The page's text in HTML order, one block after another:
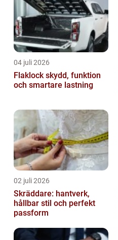
04 juli 2026
Flaklock skydd, funktion
och smartare lastning
02 juli 2026
Skräddare: hantverk,
hållbar stil och perfekt
passform